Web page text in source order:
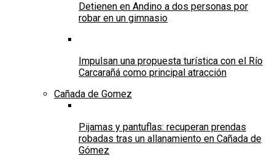
Detienen en Andino a dos personas por
robar en un gimnasio
Impulsan una propuesta turística con el Río
Carcarañá como principal atracción
Cañada de Gomez
Pijamas y pantuflas: recuperan prendas
robadas tras un allanamiento en Cañada de
Gómez